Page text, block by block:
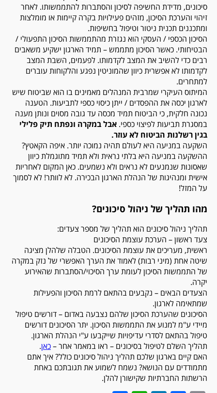
סיכונים, מדידת החשיפה לסיכון והסתברות להתממשותו. לאחר
זיהוי והערכת הסיכון, מזהים פעילויות בקרה קיימות או מומלצות
ומתכננים תכנית ניטור וטיפול בחשיפות.
הסיכון הכספי / העסקי הוא נגזרת מהתממשות הסיכון התפעולי /
הבטיחותי. כאשר הסיכון מתממש – תמיד הארגון ישקיע משאבים
רבים כדי להשיב את המצב לקדמותו. לפעמים, השבת המצב
לקדמותו לא אפשרית כיוון שהמוניטין נפגע והלקוחות עוברים
למתחרים.
המיתוס העיקרי שמרבית המנהלים מאמינים בו הוא שביטוח שיש
לארגון יכסה את ההפסדים / ייתן כיסוי כספי לתביעות. הטענה
נכונה חלקית, כי הביטוח תמיד מכסה עד גובה מסוים ונותן מענה
במסגרת תביעות לפיצוי כספי. אבל במקרה ונפתח תיק פלילי
בגין רשלנות הביטוח לא עוזר.
השקעה במניעה היא לעולם תהיה נמוכה יותר. איפה הקאטץ?
ההשקעה במניעה היא בלתי נראית ולא תמיד מתוגמלת כיוון
שאסונות שנמנעים לא נראים ולא נשמעים. כאן המקום לאחריות
אישית ומנהיגות של הנהלת הארגון הבכירה. לא לוותר! לא לסמוך
על המזל!
מהו תהליך של ניהול סיכונים?
תהליך ניהול סיכונים הוא תהליך של מספר צעדים:
צעד ראשון – הערכת עוצמת הסיכונים
ראשית, מעריכים את עוצמת הסיכונים. הטבלה שלהלן מציגה
שיטה אחת (מיני רבות) לאמוד את הערך האפשרי של נזק במקרה
של התממשות הסיכון לעומת ערך הסיכוי/הסתברות שהאירוע
יקרה.
הצעדים הבאים – נקבעים בהתאם לרמת הסיכון והפעילות
שמתאימה לארגון.
הסיכונים שהערכת הסיכון שלהם נצבעה באדום – דורשים טיפול
מיידי ע"מ למנוע את התממשות הסיכון. יתר הסיכונים דורשים
טיפול בהתאם לסדרי עדיפויות שייקבעו ע"י הנהלת הארגון.
תהליך השלם לטיפול בסיכונים – ראו במאמר אחר –כאן.
האם קיים בארגון שלכם תהליך ניהול סיכונים כולל? איך אתם
מתמודדים עם הנושא? נשמח לשמוע את תגובתכם באחת
הרשתות החברתיות שקישורן להלן.